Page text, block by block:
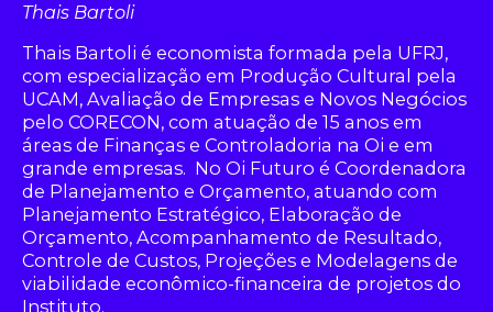
Thais Bartoli
Thais Bartoli é economista formada pela UFRJ,
com especialização em Produção Cultural pela
UCAM, Avaliação de Empresas e Novos Negócios
pelo CORECON, com atuação de 15 anos em
áreas de Finanças e Controladoria na Oi e em
grande empresas. No Oi Futuro é Coordenadora
de Planejamento e Orçamento, atuando com
Planejamento Estratégico, Elaboração de
Orçamento, Acompanhamento de Resultado,
Controle de Custos, Projeções e Modelagens de
viabilidade econômico-financeira de projetos do
Instituto.